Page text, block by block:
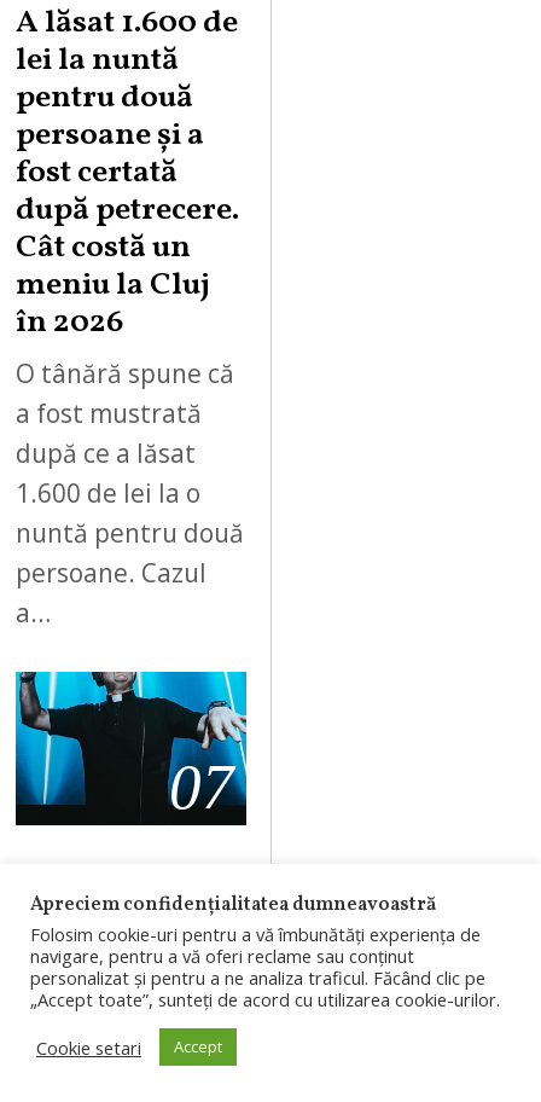
A lăsat 1.600 de
lei la nuntă
pentru două
persoane și a
fost certată
după petrecere.
Cât costă un
meniu la Cluj
în 2026
O tânără spune că
a fost mustrată
după ce a lăsat
1.600 de lei la o
nuntă pentru două
persoane. Cazul
a…
07
De la altar,
direct pe scena
UNTOLD. Padre
Guilherme a
celebrat
Apreciem confidențialitatea dumneavoastră
Folosim cookie-uri pentru a vă îmbunătăți experiența de
navigare, pentru a vă oferi reclame sau conținut
personalizat și pentru a ne analiza traficul. Făcând clic pe
„Accept toate”, sunteți de acord cu utilizarea cookie-urilor.
Cookie setari
Accept